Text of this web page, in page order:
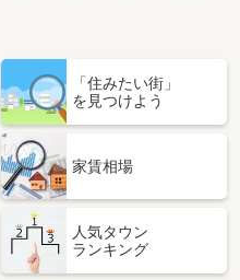
「住みたい街」
を見つけよう
家賃相場
人気タウン
ランキング